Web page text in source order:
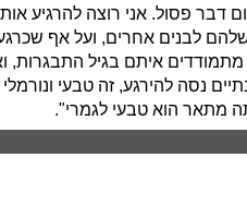
דבר פסול. אני רוצה להרגיע
לבנים אחרים, ועל אף
איתם בגיל התבגרות,
נסה להירגע, זה טבעי
מתאר הוא טבעי לגמרי".